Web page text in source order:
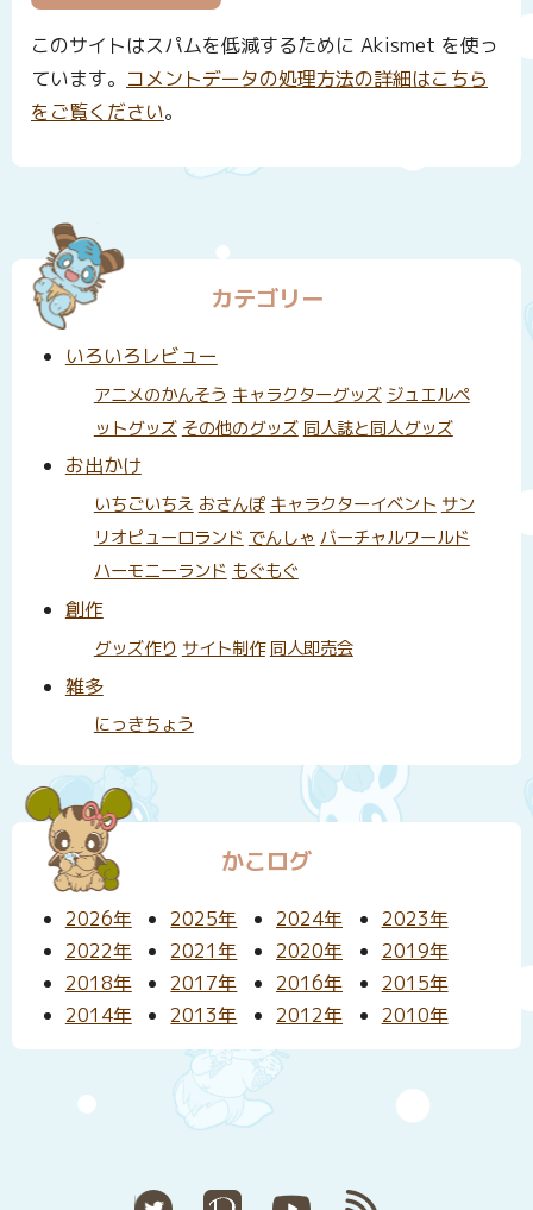
このサイトはスパムを低減するために Akismet を使っ
ています。 コメントデータの処理方法の詳細はこちら
をご覧ください。
カテゴリー
いろいろレビュー
アニメのかんそう キャラクターグッズ ジュエルペ
ットグッズ その他のグッズ 同人誌と同人グッズ
お出かけ
いちごいちえ おさんぽ キャラクターイベント サン
リオピューロランド でんしゃ バーチャルワールド
ハーモニーランド もぐもぐ
創作
グッズ作り サイト制作 同人即売会
雑多
にっきちょう
かこログ
2026年 2025年 2024年
2023年
2022年
2021年 2020年
2019年
2018年
2017年 2016年
2015年
2014年
2013年 2012年 2010年